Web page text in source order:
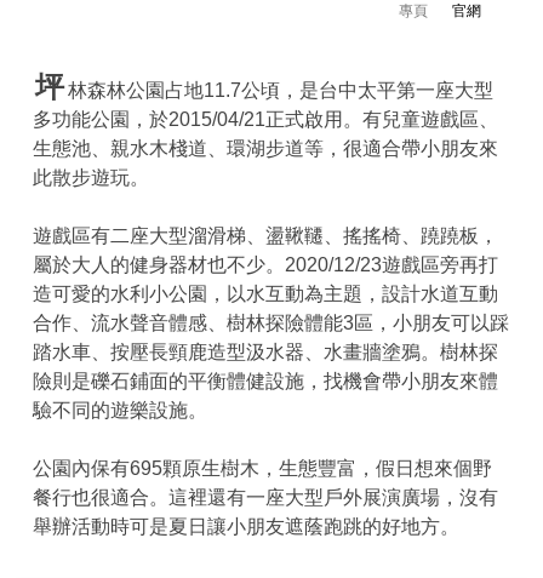
專頁 官網
坪林森林公園占地11.7公頃，是台中太平第一座大型
多功能公園，於2015/04/21正式啟用。有兒童遊戲區、
生態池、親水木棧道、環湖步道等，很適合帶小朋友來
此散步遊玩。
遊戲區有二座大型溜滑梯、盪鞦韆、搖搖椅、蹺蹺板，
屬於大人的健身器材也不少。2020/12/23遊戲區旁再打
造可愛的水利小公園，以水互動為主題，設計水道互動
合作、流水聲音體感、樹林探險體能3區，小朋友可以踩
踏水車、按壓長頸鹿造型汲水器、水畫牆塗鴉。樹林探
險則是礫石鋪面的平衡體健設施，找機會帶小朋友來體
驗不同的遊樂設施。
公園內保有695顆原生樹木，生態豐富，假日想來個野
餐行也很適合。這裡還有一座大型戶外展演廣場，沒有
舉辦活動時可是夏日讓小朋友遮蔭跑跳的好地方。